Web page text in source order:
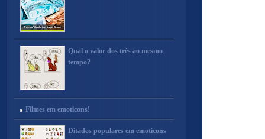
Qual o valor dos três ao mesmo
tempo?
Filmes em emoticons!
Ditados populares em emoticons